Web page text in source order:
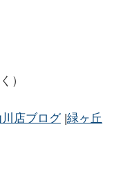
）
店ブログ| 緑ヶ丘